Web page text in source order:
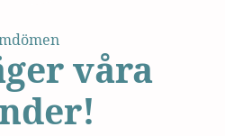
våra